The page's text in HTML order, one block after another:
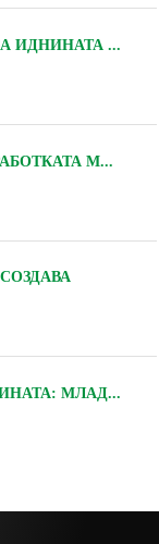
ИДНИНАТА ...
М...
МЛАД...